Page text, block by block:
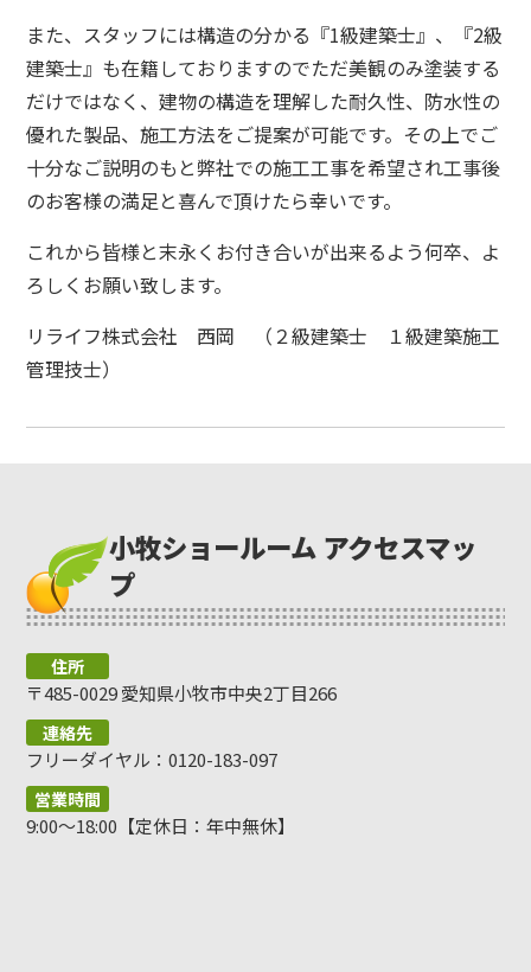
また、スタッフには構造の分かる『1級建築士』、『2級
建築士』も在籍しておりますのでただ美観のみ塗装する
だけではなく、建物の構造を理解した耐久性、防水性の
優れた製品、施工方法をご提案が可能です。 その上でご
十分なご説明のもと弊社での施工工事を希望され工事後
のお客様の満足と喜んで頂けたら幸いです。
これから皆様と末永くお付き合いが出来るよう何卒、よ
ろしくお願い致します。
リライフ株式会社 西岡 （２級建築士 １級建築施工
管理技士）
小牧ショールーム アクセスマッ
プ
住所
〒485-0029 愛知県小牧市中央2丁目266
連絡先
フリーダイヤル：0120-183-097
営業時間
9:00～18:00【定休日：年中無休】